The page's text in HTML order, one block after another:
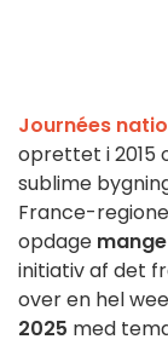
Journées
oprettet i 2015
sublime
France-
opdage
initiativ af det
over en hel
2025 med